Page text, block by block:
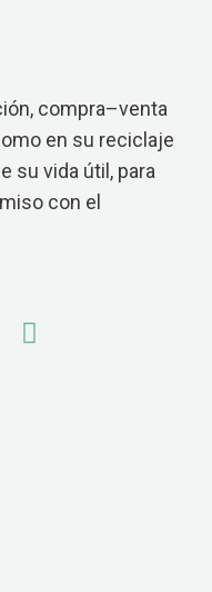
compra–venta
en su reciclaje
su vida útil, para
con el